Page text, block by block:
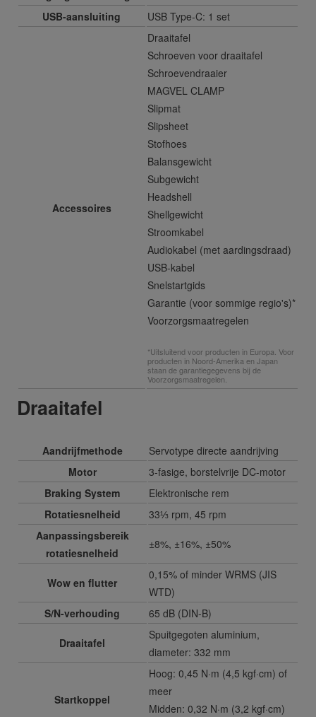
USB-aansluiting
USB Type-C: 1 set
Accessoires
Draaitafel
Schroeven voor draaitafel
Schroevendraaier
MAGVEL CLAMP
Slipmat
Slipsheet
Stofhoes
Balansgewicht
Subgewicht
Headshell
Shellgewicht
Stroomkabel
Audiokabel (met aardingsdraad)
USB-kabel
Snelstartgids
Garantie (voor sommige regio's)*
Voorzorgsmaatregelen
*Uitsluitend voor producten in Europa. Voor
producten in Noord-Amerika en Japan
staan de garantiegegevens bij de
Voorzorgsmaatregelen.
Draaitafel
Aandrijfmethode
Servotype directe aandrijving
Motor
3-fasige, borstelvrije DC-motor
Braking System
Elektronische rem
Rotatiesnelheid
33⅓ rpm, 45 rpm
Aanpassingsbereik
rotatiesnelheid
±8%, ±16%, ±50%
Wow en flutter
0,15% of minder WRMS (JIS
WTD)
S/N-verhouding
65 dB (DIN-B)
Draaitafel
Spuitgegoten aluminium,
diameter: 332 mm
Startkoppel
Hoog: 0,45 N·m (4,5 kgf·cm) of
meer
Midden: 0,32 N·m (3,2 kgf·cm)